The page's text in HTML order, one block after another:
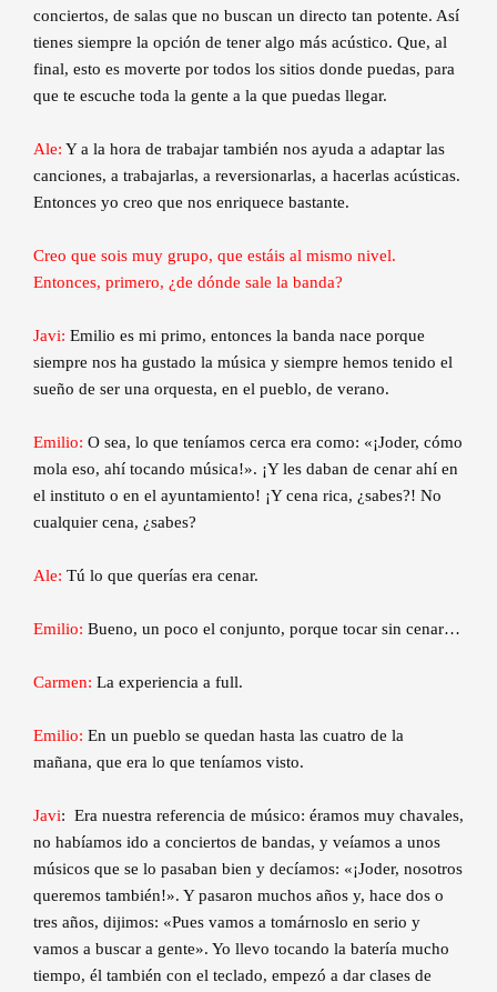
conciertos, de salas que no buscan un directo tan potente. Así
tienes siempre la opción de tener algo más acústico. Que, al
final, esto es moverte por todos los sitios donde puedas, para
que te escuche toda la gente a la que puedas llegar.
Ale: Y a la hora de trabajar también nos ayuda a adaptar las
canciones, a trabajarlas, a reversionarlas, a hacerlas acústicas.
Entonces yo creo que nos enriquece bastante.
Creo que sois muy grupo, que estáis al mismo nivel.
Entonces, primero, ¿de dónde sale la banda?
Javi: Emilio es mi primo, entonces la banda nace porque
siempre nos ha gustado la música y siempre hemos tenido el
sueño de ser una orquesta, en el pueblo, de verano.
Emilio: O sea, lo que teníamos cerca era como: «¡Joder, cómo
mola eso, ahí tocando música!». ¡Y les daban de cenar ahí en
el instituto o en el ayuntamiento! ¡Y cena rica, ¿sabes?! No
cualquier cena, ¿sabes?
Ale: Tú lo que querías era cenar.
Emilio: Bueno, un poco el conjunto, porque tocar sin cenar…
Carmen: La experiencia a full.
Emilio: En un pueblo se quedan hasta las cuatro de la
mañana, que era lo que teníamos visto.
Javi: Era nuestra referencia de músico: éramos muy chavales,
no habíamos ido a conciertos de bandas, y veíamos a unos
músicos que se lo pasaban bien y decíamos: «¡Joder, nosotros
queremos también!». Y pasaron muchos años y, hace dos o
tres años, dijimos: «Pues vamos a tomárnoslo en serio y
vamos a buscar a gente». Yo llevo tocando la batería mucho
tiempo, él también con el teclado, empezó a dar clases de